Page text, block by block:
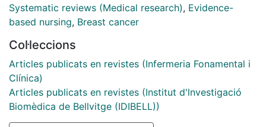
with nonadherence (age and type of oral endocrine
treatment) were similar in both approaches used. The
RWD to identify individuals who are not refilling
prescriptions as often as they should. In conclusion,
the validity of the RWD method to estimate adherence
has been confirmed and, at the same time, this method
provides valuable evidence to help oncologists
discuss adherence with their patients.
Systematic reviews (Medical research), Evidence-
based nursing, Breast cancer
Col·leccions
Articles publicats en revistes (Infermeria Fonamental i
Clínica)
Articles publicats en revistes (Institut d'lnvestigació
Biomèdica de Bellvitge (IDIBELL))